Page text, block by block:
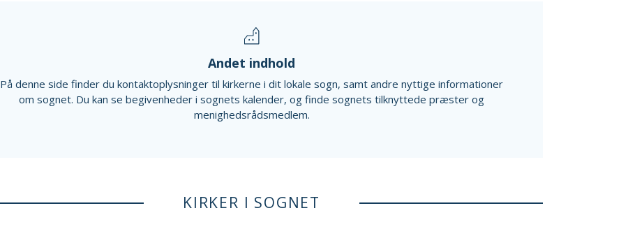
Andet indhold
På denne side finder du kontaktoplysninger til kirkerne i dit lokale sogn, samt andre nyttige informationer
om sognet. Du kan se begivenheder i sognets kalender, og finde sognets tilknyttede præster og
menighedsrådsmedlem.
KIRKER I SOGNET